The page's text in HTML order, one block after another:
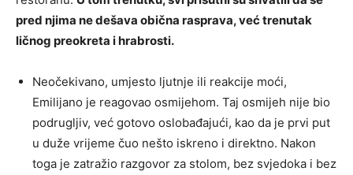
pred njima ne dešava obična rasprava, već trenutak
ličnog preokreta i hrabrosti.
Neočekivano, umjesto ljutnje ili reakcije moći,
Emilijano je reagovao osmijehom. Taj osmijeh nije bio
podrugljiv, već gotovo oslobađajući, kao da je prvi put
u duže vrijeme čuo nešto iskreno i direktno. Nakon
toga je zatražio razgovor za stolom, bez svjedoka i bez